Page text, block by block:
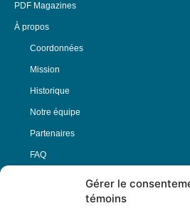
Gérer le
témoins
PDF Magazines
À propos
Coordonnées
Mission
Historique
Notre équipe
Partenaires
FAQ